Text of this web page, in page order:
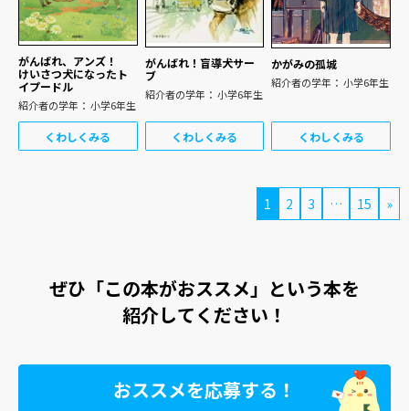
がんばれ、アンズ！
けいさつ犬になったト
イプードル
紹介者の学年： 小学6年生
くわしくみる
がんばれ！盲導犬サー
ブ
紹介者の学年： 小学6年生
くわしくみる
かがみの孤城
紹介者の学年： 小学6年生
くわしくみる
1 2 3 … 15 »
ぜひ「この本がおススメ」という本を
紹介してください！
おススメを応募する！